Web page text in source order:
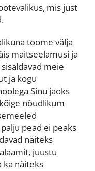
mis just
toome välja
maitseelamusi ja
meie
ja kogu
Sinu jaoks
nõudlikum
pead ei peaks
näiteks
juustu
ka näiteks